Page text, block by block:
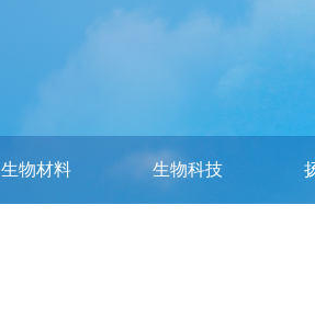
生物材料 生物科技